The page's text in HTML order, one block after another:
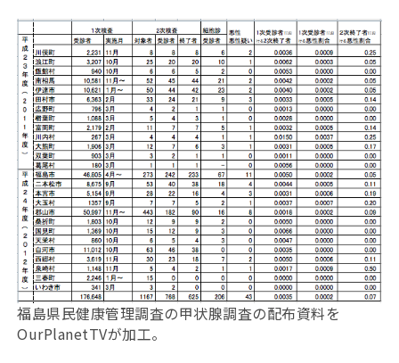
福島県民健康管理調査の甲状腺調査の配布資料を
OurPlanetTVが加工。